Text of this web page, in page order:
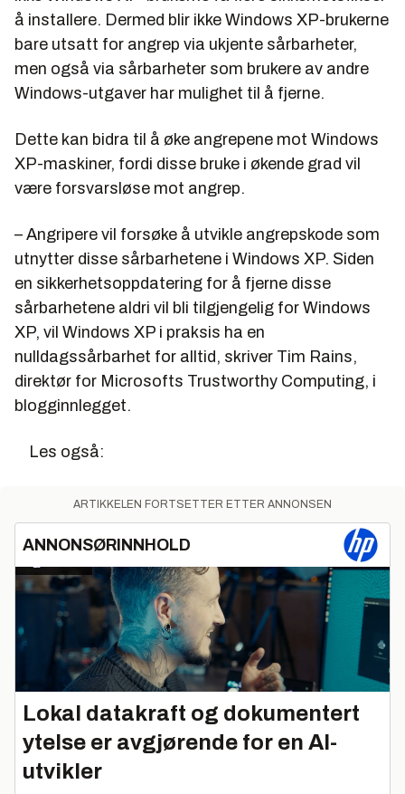
å installere. Dermed blir ikke Windows XP-brukerne
bare utsatt for angrep via ukjente sårbarheter,
men også via sårbarheter som brukere av andre
Windows-utgaver har mulighet til å fjerne.
Dette kan bidra til å øke angrepene mot Windows
XP-maskiner, fordi disse bruke i økende grad vil
være forsvarsløse mot angrep.
– Angripere vil forsøke å utvikle angrepskode som
utnytter disse sårbarhetene i Windows XP. Siden
en sikkerhetsoppdatering for å fjerne disse
sårbarhetene aldri vil bli tilgjengelig for Windows
XP, vil Windows XP i praksis ha en
nulldagssårbarhet for alltid, skriver Tim Rains,
direktør for Microsofts Trustworthy Computing, i
blogginnlegget.
Les også:
ARTIKKELEN FORTSETTER ETTER ANNONSEN
ANNONSØRINNHOLD
Lokal datakraft og dokumentert
ytelse er avgjørende for en AI-
utvikler